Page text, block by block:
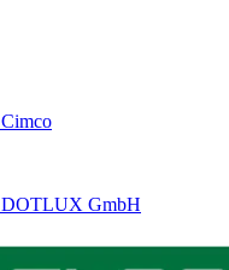
Cimco
DOTLUX GmbH